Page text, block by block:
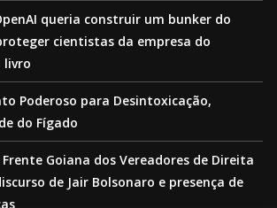
queria construir um bunker do
cientistas da empresa do
livro
Poderoso para Desintoxicação,
do Fígado
Goiana dos Vereadores de Direita
de Jair Bolsonaro e presença de